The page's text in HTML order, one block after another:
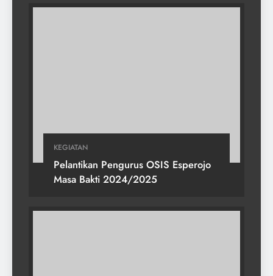
KEGIATAN
Pelantikan Pengurus OSIS Esperojo
Masa Bakti 2024/2025